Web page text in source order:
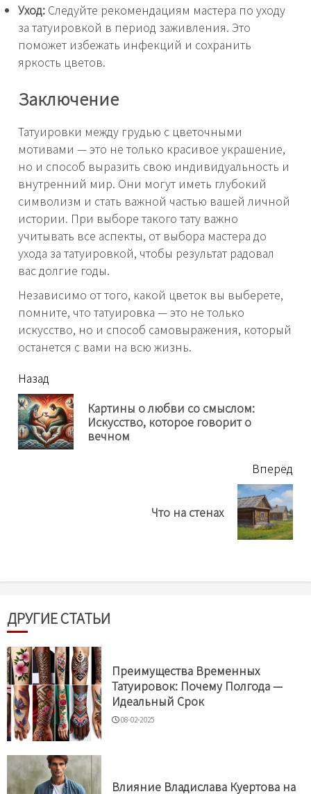
Уход: Следуйте рекомендациям мастера по уходу
за татуировкой в период заживления. Это
поможет избежать инфекций и сохранить
яркость цветов.
Заключение
Татуировки между грудью с цветочными
мотивами — это не только красивое украшение,
но и способ выразить свою индивидуальность и
внутренний мир. Они могут иметь глубокий
символизм и стать важной частью вашей личной
истории. При выборе такого тату важно
учитывать все аспекты, от выбора мастера до
ухода за татуировкой, чтобы результат радовал
вас долгие годы.
Независимо от того, какой цветок вы выберете,
помните, что татуировка — это не только
искусство, но и способ самовыражения, который
останется с вами на всю жизнь.
читать
еще
Назад
Картины о любви со смыслом:
Искусство, которое говорит о
вечном
Вперёд
Что на стенах
ДРУГИЕ СТАТЬИ
Преимущества Временных
Татуировок: Почему Полгода —
Идеальный Срок
08-02-2025
Влияние Владислава Куертова на